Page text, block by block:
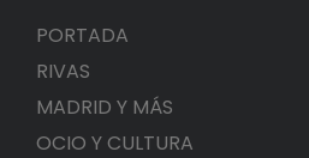
PORTADA
RIVAS
MADRID Y MÁS
OCIO Y CULTURA